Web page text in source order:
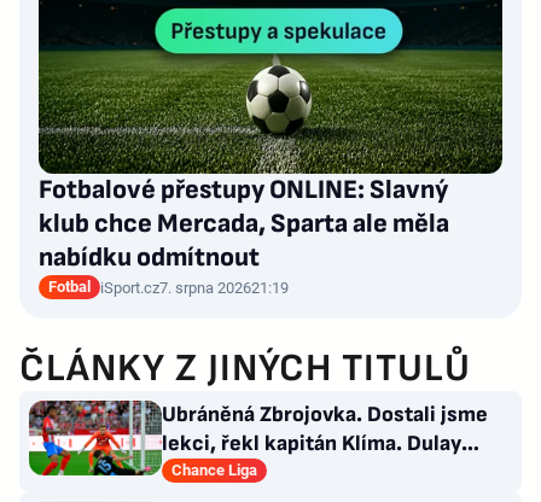
Fotbalové přestupy ONLINE: Slavný
klub chce Mercada, Sparta ale měla
nabídku odmítnout
Fotbal iSport.cz7. srpna 202621:19
ČLÁNKY Z JINÝCH TITULŮ
Ubráněná Zbrojovka. Dostali jsme
lekci, řekl kapitán Klíma. Dulay
překonal kamaráda
Chance Liga